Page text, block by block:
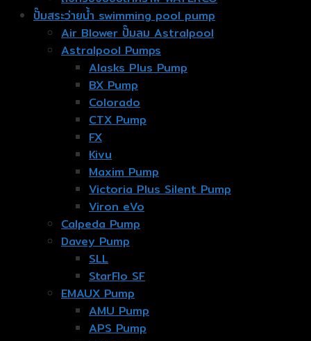
ปั๊มสระว่ายน้ำ swimming pool pump
Air Blower ปั๊มลม Astralpool
Astralpool Pumps
Alasks Plus Pump
BX Pump
Colorado
CTX Pump
FX
Kivu
Maxim Pump
Victoria Plus Silent Pump
Viron eVo
Calpeda Pump
Davey Pump
SLL
StarFlo SF
EMAUX Pump
AMU Pump
APS Pump